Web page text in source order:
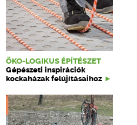
ÖKO-LOGIKUS ÉPÍTÉSZET
Gépészeti inspirációk
kockaházak felújításaihoz